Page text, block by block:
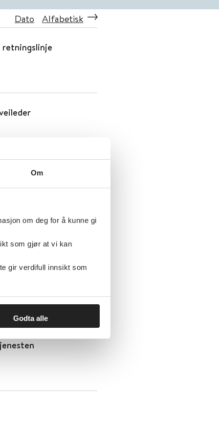
Om
om deg for å kunne gi
som gjør at vi kan
gir verdifull innsikt som
Godta alle
Dato Alfabetisk
retningslinje
faglig